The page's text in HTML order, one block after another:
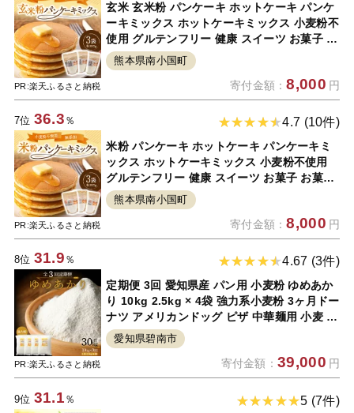
PR:楽天ふるさと納税
玄米 玄米粉 パンケーキ ホットケーキ パンケ
ーキミックス ホットケーキミックス 小麦粉不
使用 グルテンフリー 健康 スイーツ お菓子 お
菓子キット 熊本 阿蘇 南小国 300g×3袋 送料
無料
熊本県南小国町
寄付金額：8,000 円
7位 36.3 ％
PR:楽天ふるさと納税
4.7 (10件)
米粉 パンケーキ ホットケーキ パンケーキミ
ックス ホットケーキミックス 小麦粉不使用
グルテンフリー 健康 スイーツ お菓子 お菓子
キット 熊本 阿蘇 南小国 300g×3袋 送料無料
熊本県南小国町
寄付金額：8,000 円
8位 31.9 ％
PR:楽天ふるさと納税
4.67 (3件)
定期便 3回 愛知県産 パン用 小麦粉 ゆめあか
り 10kg 2.5kg × 4袋 強力系小麦粉 3ヶ月ドー
ナツ アメリカンドッグ ピザ 中華麺用 小麦 も
っちり食感 チャック付き 愛知県 碧南市 送料
無料
愛知県碧南市
寄付金額：39,000 円
9位 31.1 ％ 5 (7件)